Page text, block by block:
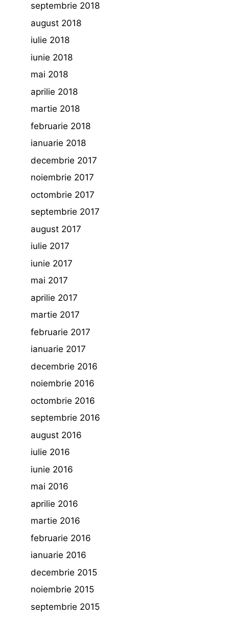
septembrie 2018
august 2018
iulie 2018
iunie 2018
mai 2018
aprilie 2018
martie 2018
februarie 2018
ianuarie 2018
decembrie 2017
noiembrie 2017
octombrie 2017
septembrie 2017
august 2017
iulie 2017
iunie 2017
mai 2017
aprilie 2017
martie 2017
februarie 2017
ianuarie 2017
decembrie 2016
noiembrie 2016
octombrie 2016
septembrie 2016
august 2016
iulie 2016
iunie 2016
mai 2016
aprilie 2016
martie 2016
februarie 2016
ianuarie 2016
decembrie 2015
noiembrie 2015
septembrie 2015